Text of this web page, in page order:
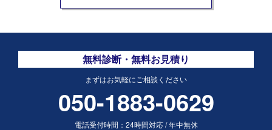
無料診断・無料お見積り
まずはお気軽にご相談ください
050-1883-0629
電話受付時間： 24時間対応/年中無休